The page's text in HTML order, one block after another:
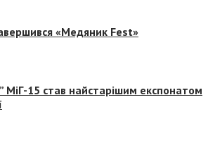
«Медяник Fest»
МіГ-15 став найстарішим експонатом